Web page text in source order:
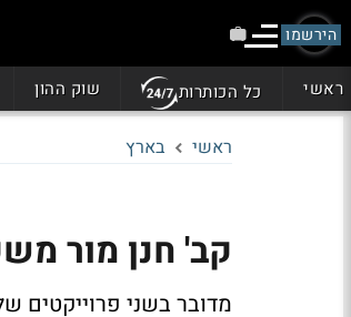
הירשמו
ראשי כל הכותרות שוק ההון
ראשי בארץ
קב' חנן מור משקיעה 405 מיליון ש'